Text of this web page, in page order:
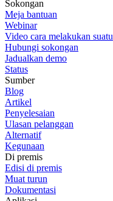
Sokongan
Meja bantuan
Webinar
Video cara melakukan suatu
Hubungi sokongan
Jadualkan demo
Status
Sumber
Blog
Artikel
Penyelesaian
Ulasan pelanggan
Alternatif
Kegunaan
Di premis
Edisi di premis
Muat turun
Dokumentasi